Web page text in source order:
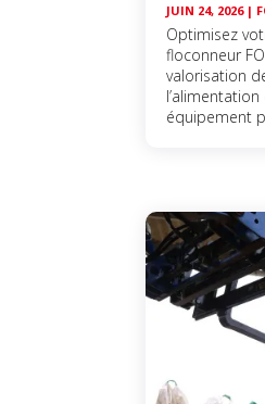
JUIN 24, 2026|
Optimisez
floconneur
valorisation
équipement